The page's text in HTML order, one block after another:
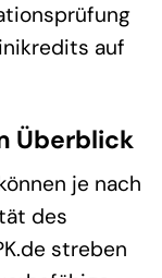
auf
Überblick
je nach
des
streben